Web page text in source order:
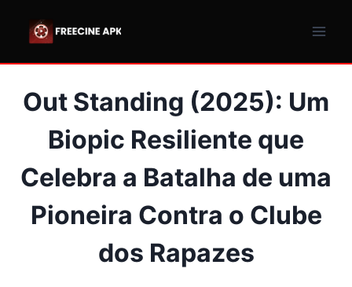
Out Standing (2025): Um
Biopic Resiliente que
Celebra a Batalha de uma
Pioneira Contra o Clube
dos Rapazes